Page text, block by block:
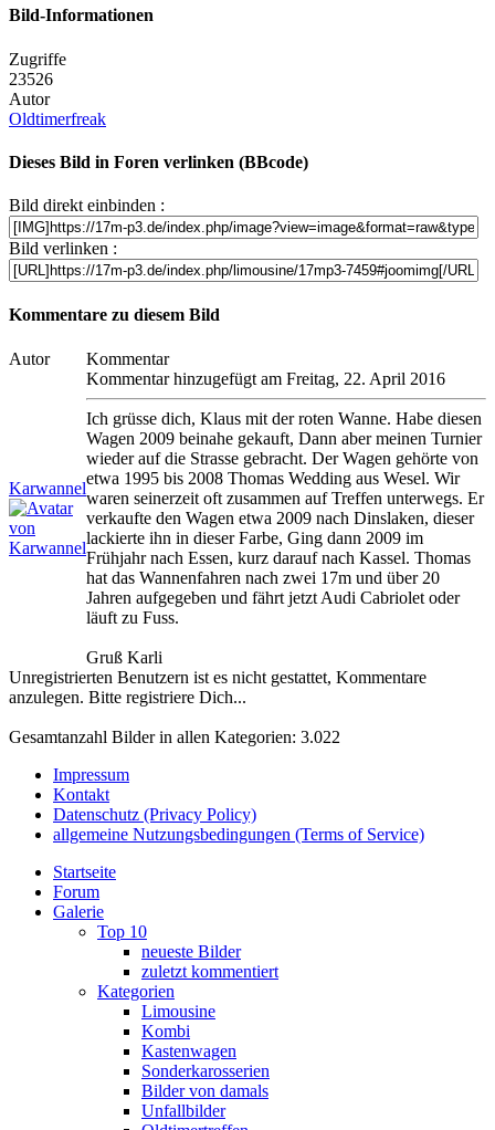
Bild-Informationen
Zugriffe
23526
Autor
Oldtimerfreak
Dieses Bild in Foren verlinken (BBcode)
Bild direkt einbinden :
Bild verlinken :
Kommentare zu diesem Bild
Autor Kommentar
Karwannel
Kommentar hinzugefügt am Freitag, 22. April 2016
Ich grüsse dich, Klaus mit der roten Wanne. Habe diesen
Wagen 2009 beinahe gekauft, Dann aber meinen Turnier
wieder auf die Strasse gebracht. Der Wagen gehörte von
etwa 1995 bis 2008 Thomas Wedding aus Wesel. Wir
waren seinerzeit oft zusammen auf Treffen unterwegs. Er
verkaufte den Wagen etwa 2009 nach Dinslaken, dieser
lackierte ihn in dieser Farbe, Ging dann 2009 im
Frühjahr nach Essen, kurz darauf nach Kassel. Thomas
hat das Wannenfahren nach zwei 17m und über 20
Jahren aufgegeben und fährt jetzt Audi Cabriolet oder
läuft zu Fuss.
Gruß Karli
Unregistrierten Benutzern ist es nicht gestattet, Kommentare
anzulegen. Bitte registriere Dich...
Gesamtanzahl Bilder in allen Kategorien: 3.022
Impressum
Kontakt
Datenschutz (Privacy Policy)
allgemeine Nutzungsbedingungen (Terms of Service)
Startseite
Forum
Galerie
Top 10
neueste Bilder
zuletzt kommentiert
Kategorien
Limousine
Kombi
Kastenwagen
Sonderkarosserien
Bilder von damals
Unfallbilder